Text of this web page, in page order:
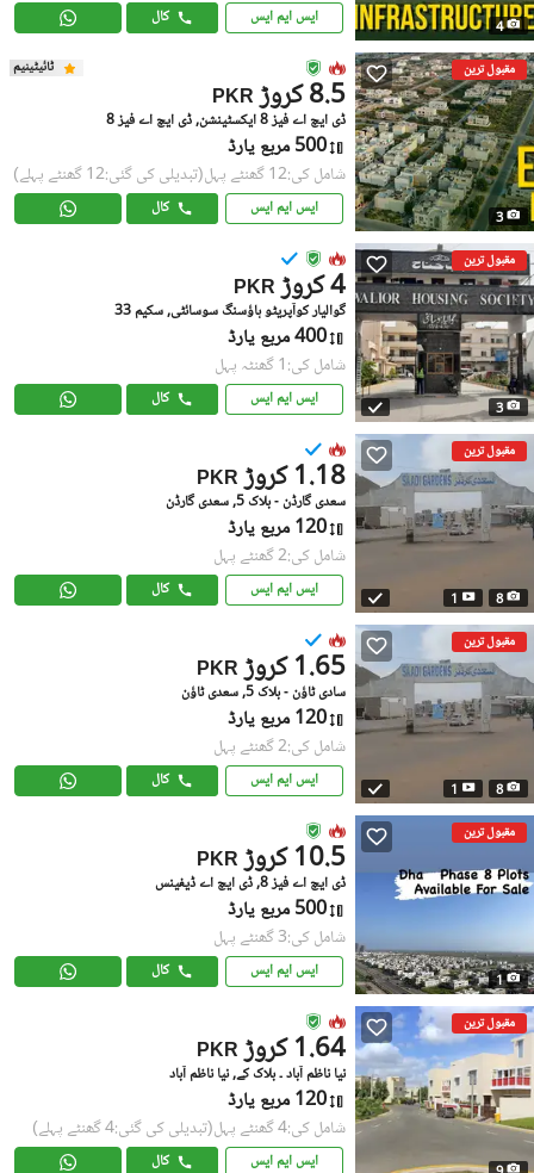
4 ایس ایم ایس کال
مقبول ترین
3
ٹائیٹینیم
PKR 8.5 کروڑ
ڈی ایچ اے فیز 8 ایکسٹینشن, ڈی ایچ اے فیز 8
500 مربع یارڈ
شامل کی:12 گھنٹے پہل (تبدیلی کی گئی:12 گھنٹے پہلے)
ایس ایم ایس کال
مقبول ترین
3
PKR 4 کروڑ
گوالیار کوآپریٹو ہاؤسنگ سوسائٹی, سکیم 33
400 مربع یارڈ
شامل کی:1 گھنٹہ پہل
ایس ایم ایس کال
مقبول ترین
8
1
PKR 1.18 کروڑ
سعدی گارڈن - بلاک 5, سعدی گارڈن
120 مربع یارڈ
شامل کی:2 گھنٹے پہل
ایس ایم ایس کال
مقبول ترین
8
1
PKR 1.65 کروڑ
سادی ٹاؤن - بلاک 5, سعدی ٹاؤن
120 مربع یارڈ
شامل کی:2 گھنٹے پہل
ایس ایم ایس کال
مقبول ترین
1
PKR 10.5 کروڑ
ڈی ایچ اے فیز 8, ڈی ایچ اے ڈیفینس
500 مربع یارڈ
شامل کی:3 گھنٹے پہل
ایس ایم ایس کال
مقبول ترین
PKR 1.64 کروڑ
نیا ناظم آباد ۔ بلاک کے, نیا ناظم آباد
120 مربع یارڈ
شامل کی:4 گھنٹے پہل (تبدیلی کی گئی:4 گھنٹے پہلے)
ایس ایم ایس کال